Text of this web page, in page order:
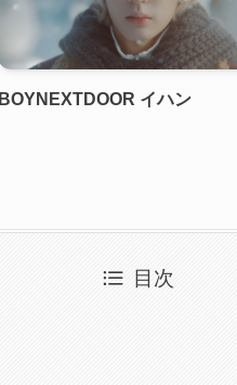
BOYNEXTDOOR イハン
目次